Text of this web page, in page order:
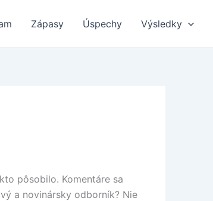
Zápasy Úspechy Výsledky
pôsobilo. Komentáre sa
a novinársky odborník? Nie